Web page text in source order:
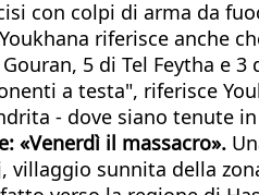
con colpi di arma da
riferisce anche
5 di Tel Feytha e
a testa", riferisce
- dove siano tenute
«Venerdì il massacro».
villaggio sunnita della